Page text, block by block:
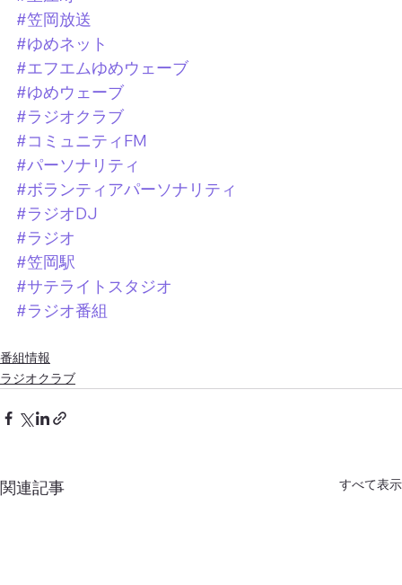
#笠岡放送
#ゆめネット
#エフエムゆめウェーブ
#ゆめウェーブ
#ラジオクラブ
#コミュニティFM
#パーソナリティ
#ボランティアパーソナリティ
#ラジオDJ
#ラジオ
#笠岡駅
#サテライトスタジオ
#ラジオ番組
番組情報
ラジオクラブ
関連記事 すべて表示